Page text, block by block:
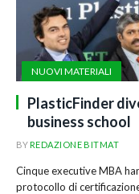
NUOVI MATERIALI
PlasticFinder
business school
BYREDAZIONE BITMAT
Cinque executive MBA
protocollo di